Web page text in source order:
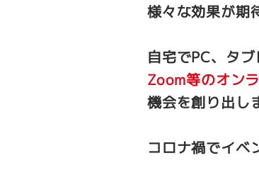
様々な効果が期
自宅でPC、タ
Zoom等のオン
機会を創り出し
コロナ禍でイベ